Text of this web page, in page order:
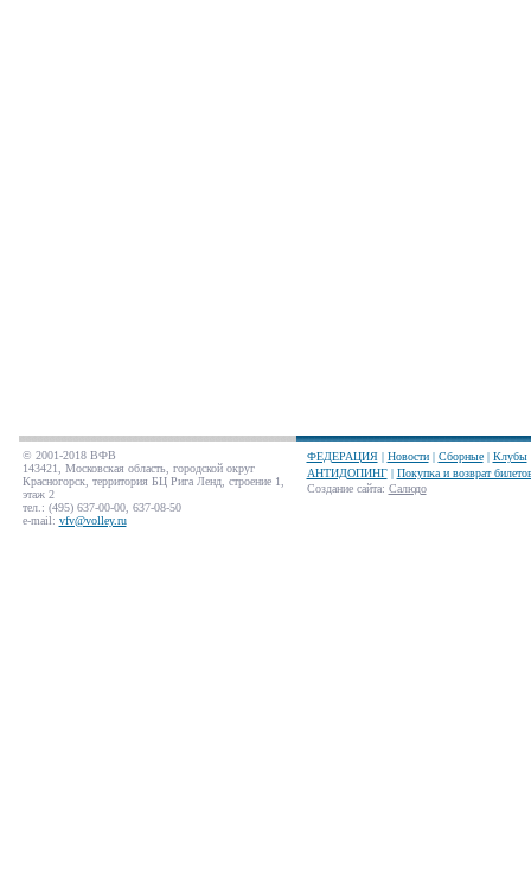
© 2001-2018 ВФВ
143421, Московская область, городской округ
Красногорск, территория БЦ Рига Ленд, строение 1,
этаж 2
тел.: (495) 637-00-00, 637-08-50
e-mail: vfv@volley.ru
ФЕДЕРАЦИЯ| Новости| Сборные| Клубы
АНТИДОПИНГ| Покупка и возврат
Создание сайта: Салюдо